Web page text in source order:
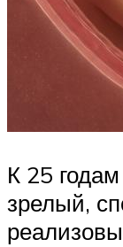
К 25
зрелый,